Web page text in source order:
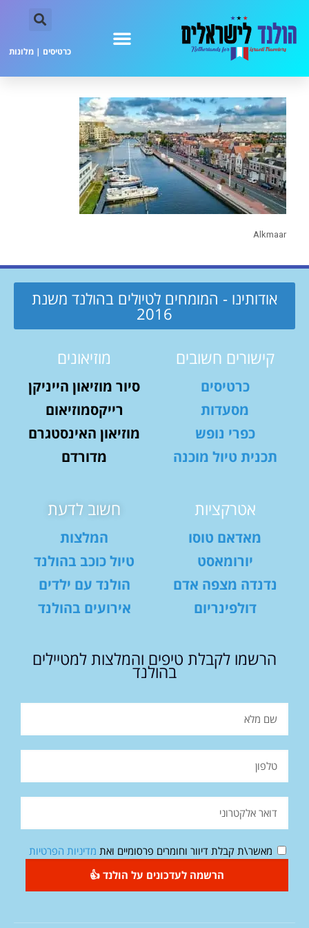
כרטיסים | מלונות
Alkmaar
אודותינו - המומחים לטיולים בהולנד משנת
2016
קישורים חשובים
כרטיסים
מסעדות
כפרי נופש
תכנית טיול מוכנה
מוזיאונים
סיור מוזיאון הייניקן
רייקסמוזיאום
מוזיאון האינסטגרם
מדורדם
אטרקציות
מאדאם טוסו
יורומאסט
נדנדה מצפה אדם
דולפינריום
חשוב לדעת
המלצות
טיול כוכב בהולנד
הולנד עם ילדים
אירועים בהולנד
הרשמו לקבלת טיפים והמלצות למטיילים
בהולנד
מאשר\ת קבלת דיוור וחומרים פרסומיים ואת מדיניות הפרטיות
הרשמה לעדכונים על הולנד 👍